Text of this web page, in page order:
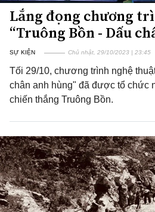
Lắng đọng chương
“Truông Bồn - Dấu
SỰ KIỆN Chủ nhật, 29/10/2023 | 23:45
Tối 29/10, chương trình nghệ
chân anh hùng" đã được tổ chức
chiến thắng Truông Bồn.